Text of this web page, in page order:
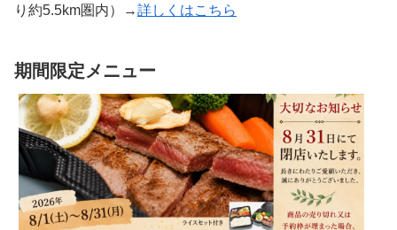
り約5.5km圏内）→詳しくはこちら
期間限定メニュー